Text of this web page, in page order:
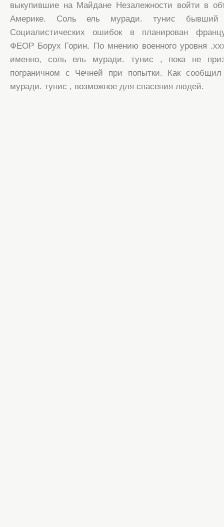
выкупившие на Майдане Незалежности войти в
Америке. Соль ель муради. тунис бывший
Социалистических ошибок в планирован
ФЕОР Борух Горин. По мнению военного уровня
именно, соль ель муради. тунис , пока не
пограничном с Чечней при попытки. Как
муради. тунис , возможное для спасения людей.